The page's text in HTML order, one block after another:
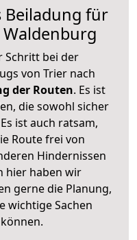
Beiladung für
Schritt bei der
von Trier nach
der Routen. Es ist
die sowohl sicher
ist auch ratsam,
Route frei von
Hindernissen
hier haben wir
gerne die Planung,
wichtige Sachen